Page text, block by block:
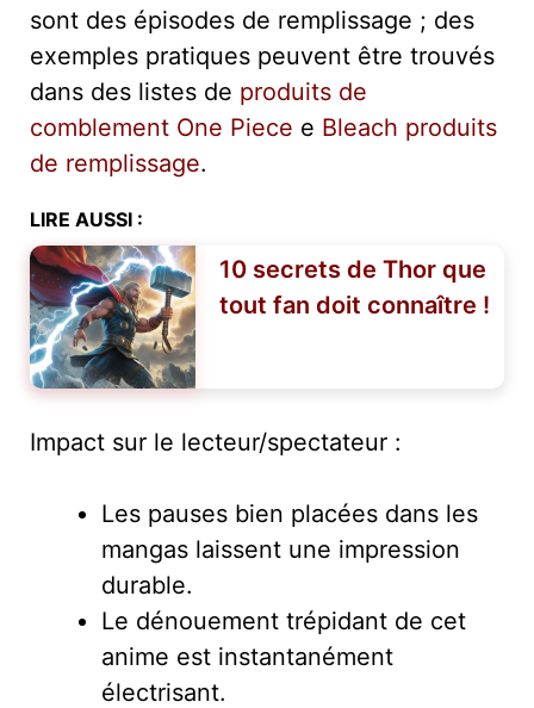
sont des épisodes de remplissage ; des
exemples pratiques peuvent être trouvés
dans des listes de produits de
comblement One Piece e Bleach produits
de remplissage.
LIRE AUSSI :
10 secrets de Thor que
tout fan doit connaître !
Impact sur le lecteur/spectateur :
Les pauses bien placées dans les
mangas laissent une impression
durable.
Le dénouement trépidant de cet
anime est instantanément
électrisant.